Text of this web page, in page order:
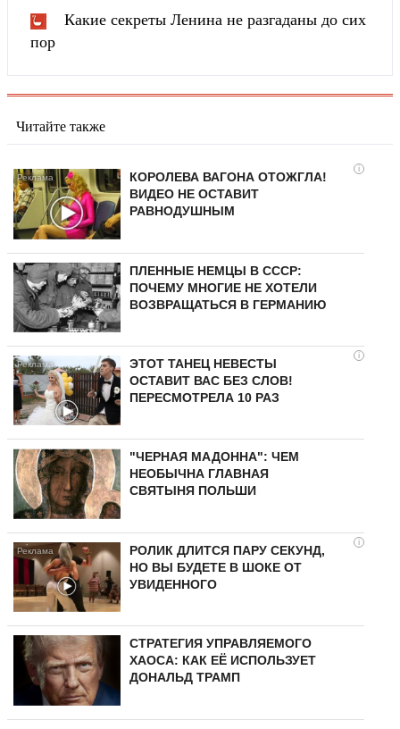
Какие секреты Ленина не разгаданы до сих
пор
Читайте также
i
КОРОЛЕВА ВАГОНА ОТОЖГЛА!
ВИДЕО НЕ ОСТАВИТ
РАВНОДУШНЫМ
ПЛЕННЫЕ НЕМЦЫ В СССР:
ПОЧЕМУ МНОГИЕ НЕ ХОТЕЛИ
ВОЗВРАЩАТЬСЯ В ГЕРМАНИЮ
i
ЭТОТ ТАНЕЦ НЕВЕСТЫ
ОСТАВИТ ВАС БЕЗ СЛОВ!
ПЕРЕСМОТРЕЛА 10 РАЗ
"ЧЕРНАЯ МАДОННА": ЧЕМ
НЕОБЫЧНА ГЛАВНАЯ
СВЯТЫНЯ ПОЛЬШИ
i
РОЛИК ДЛИТСЯ ПАРУ СЕКУНД,
НО ВЫ БУДЕТЕ В ШОКЕ ОТ
УВИДЕННОГО
СТРАТЕГИЯ УПРАВЛЯЕМОГО
ХАОСА: КАК ЕЁ ИСПОЛЬЗУЕТ
ДОНАЛЬД ТРАМП